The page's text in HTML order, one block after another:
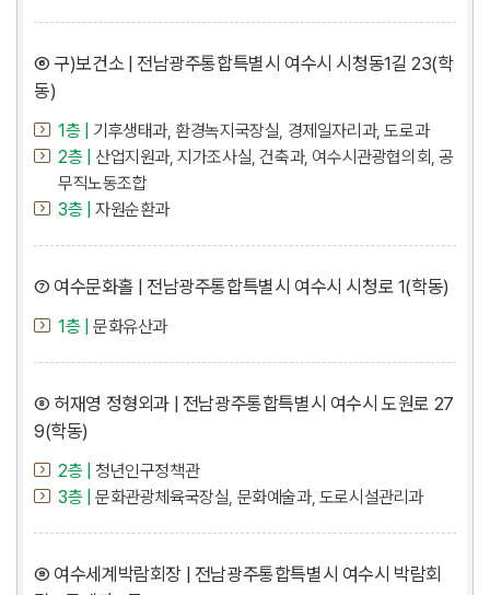
⑥ 구)보건소 | 전남광주통합특별시 여수시 시청동1길 23(학
동)
1층 |
기후생태과, 환경녹지국장실, 경제일자리과, 도로과
2층 |
산업지원과, 지가조사실, 건축과, 여수시관광협의회, 공
무직노동조합
3층 |
자원순환과
⑦ 여수문화홀 | 전남광주통합특별시 여수시 시청로 1(학동)
1층 | 문화유산과
⑧ 허재영 정형외과 | 전남광주통합특별시 여수시 도원로 27
9(학동)
2층 |
청년인구정책관
3층 |
문화관광체육국장실, 문화예술과, 도로시설관리과
⑨ 여수세계박람회장 | 전남광주통합특별시 여수시 박람회